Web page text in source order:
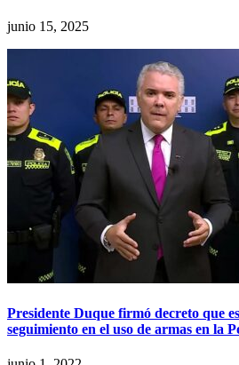
junio 15, 2025
Presidente Duque firmó decreto que
seguimiento en el uso de armas en la